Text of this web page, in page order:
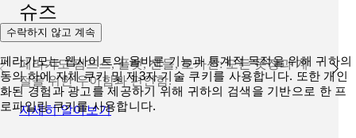
슈즈
페라가모 펌프스, 플랫, 샌들, 모카신: 모든 옷장과 계
절을 위한 우아함과 편안함.
자세히 알아보기
수락하지 않고 계속
페라가모는 웹사이트의 올바른 기능과 통계적 목적을 위해 귀하의
동의 하에 자체 쿠키 및 제3자 기술 쿠키를 사용합니다. 또한 개인
화된 경험과 광고를 제공하기 위해 귀하의 검색을 기반으로 한 프
로파일링 쿠키를 사용합니다.